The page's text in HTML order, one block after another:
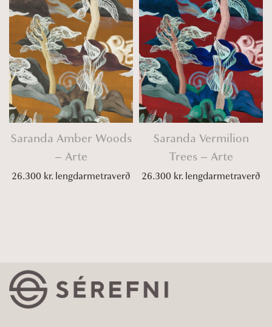
Saranda Amber Woods
– Arte
26.300 kr. lengdarmetraverð
Saranda Vermilion
Trees – Arte
26.300 kr. lengdarmetraverð